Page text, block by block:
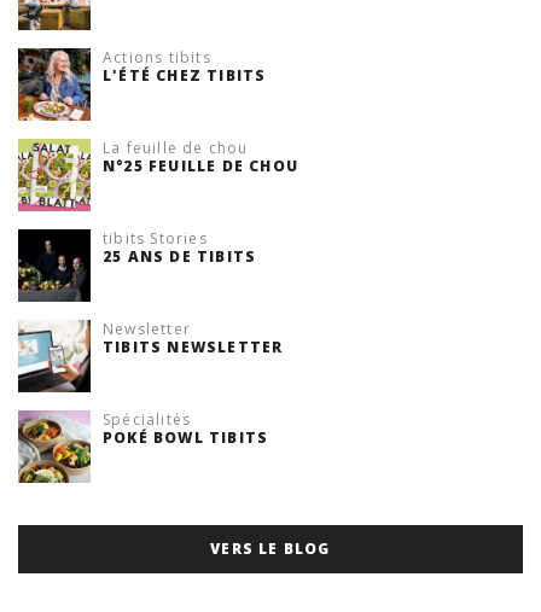
Actions tibits
L'ÉTÉ CHEZ TIBITS
La feuille de chou
N°25 FEUILLE DE CHOU
tibits Stories
25 ANS DE TIBITS
Newsletter
TIBITS NEWSLETTER
Spécialités
POKÉ BOWL TIBITS
VERS LE BLOG